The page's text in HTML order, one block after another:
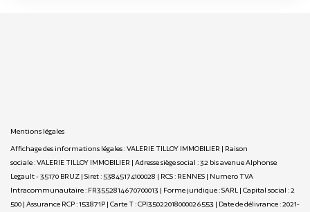
Mentions légales
Affichage des informations légales : VALERIE TILLOY IMMOBILIER | Raison
sociale : VALERIE TILLOY IMMOBILIER | Adresse siège social : 32 bis avenue Alphonse
Legault - 35170 BRUZ | Siret : 53845174100028 | RCS : RENNES | Numero TVA
Intracommunautaire : FR3552814670700013 | Forme juridique : SARL | Capital social : 2
500 | Assurance RCP : 153871P | Carte T : CPI35022018000026553 | Date de délivrance : 2021-